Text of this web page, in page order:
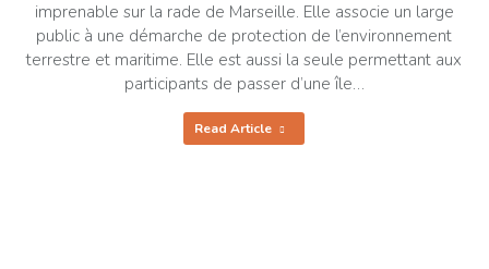
imprenable sur la rade de Marseille. Elle associe un large
public à une démarche de protection de l’environnement
terrestre et maritime. Elle est aussi la seule permettant aux
participants de passer d’une île…
Read Article